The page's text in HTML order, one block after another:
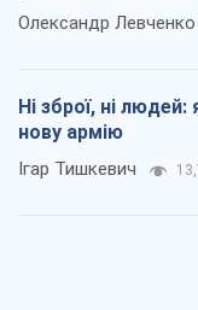
Олександр Левченко
Ні зброї, ні
нову армію
Ігар Тишкевич